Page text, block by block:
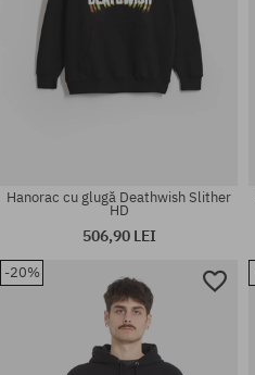
Mărimi existente:
Hanorac cu glugă Deathwish Slither
HD
506,90 LEI
-20%